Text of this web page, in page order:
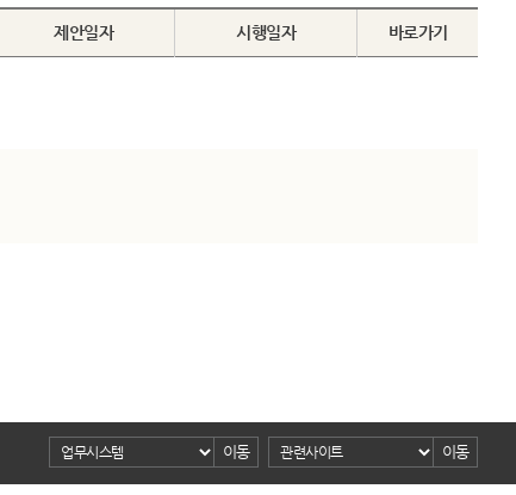
제안일자 시행일자 바로가기
이동 이동